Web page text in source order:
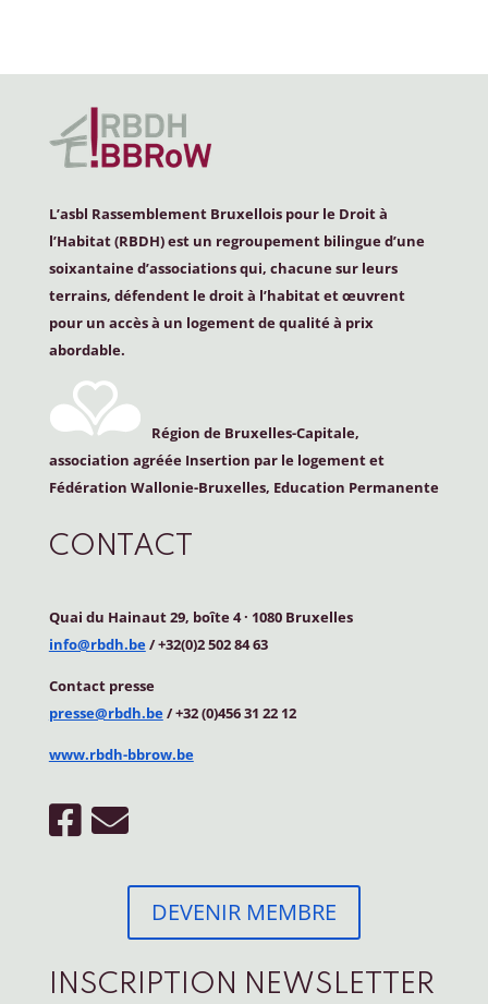
L’asbl Rassemblement Bruxellois pour le Droit à
l’Habitat (RBDH) est un regroupement bilingue d’une
soixantaine d’associations qui, chacune sur leurs
terrains, défendent le droit à l’habitat et œuvrent
pour un accès à un logement de qualité à prix
abordable.
Région de Bruxelles-Capitale,
association agréée Insertion par le logement et
Fédération Wallonie-Bruxelles, Education Permanente
CONTACT
Quai du Hainaut 29, boîte 4· 1080 Bruxelles
info@rbdh.be/ +32(0)2 502 84 63
Contact presse
presse@rbdh.be/ +32 (0)456 31 22 12
www.rbdh-bbrow.be
DEVENIR MEMBRE
INSCRIPTION NEWSLETTER